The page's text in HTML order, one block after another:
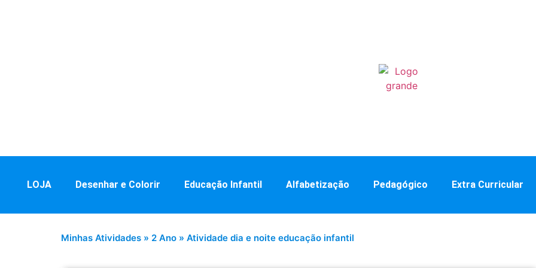
LOJA Desenhar e Colorir Educação Infantil Alfabetização Pedagógico Extra Curricular
Minhas Atividades » 2 Ano » Atividade dia e noite educação infantil